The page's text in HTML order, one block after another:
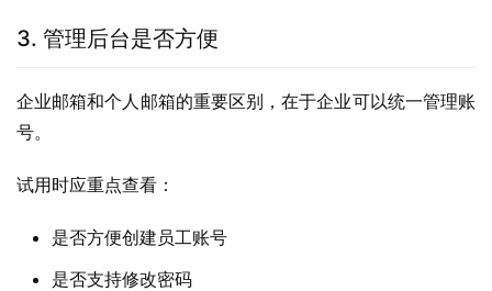
3. 管理后台是否方便
企业邮箱和个人邮箱的重要区别，在于企业可以统一管理账
号。
试用时应重点查看：
是否方便创建员工账号
是否支持修改密码